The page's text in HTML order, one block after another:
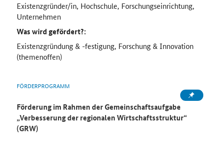
Existenzgründer/in, Hochschule, Forschungseinrichtung,
Unternehmen
Was wird gefördert?:
Existenzgründung & -festigung, Forschung & Innovation
(themenoffen)
FÖRDERPROGRAMM
Förderung im Rahmen der Gemeinschaftsaufgabe
„Verbesserung der regionalen Wirtschaftsstruktur“
(GRW)